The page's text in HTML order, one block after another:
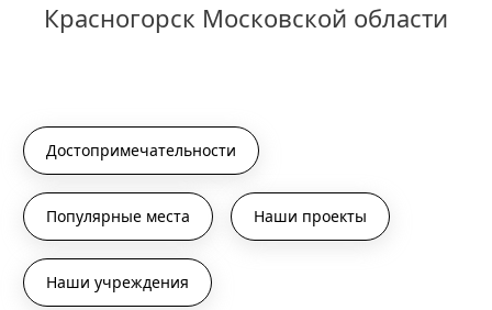
Красногорск Московской области
Достопримечательности
Популярные места Наши проекты
Наши учреждения